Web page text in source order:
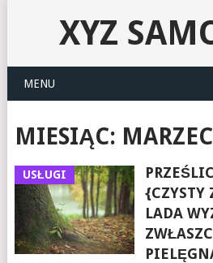
XYZ
MENU
MIESIĄC:
USŁUGI
{CZYSTY
LADA